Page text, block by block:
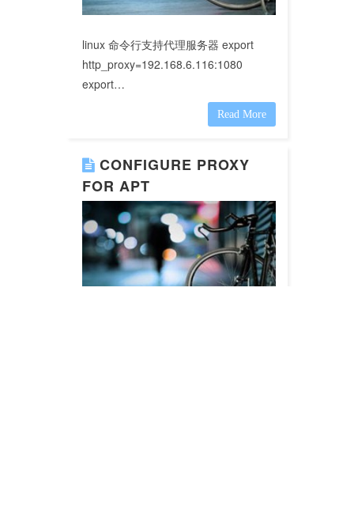
linux 命令行支持代理服务器 export
http_proxy=192.168.6.116:1080
export…
Read More
CONFIGURE PROXY
FOR APT